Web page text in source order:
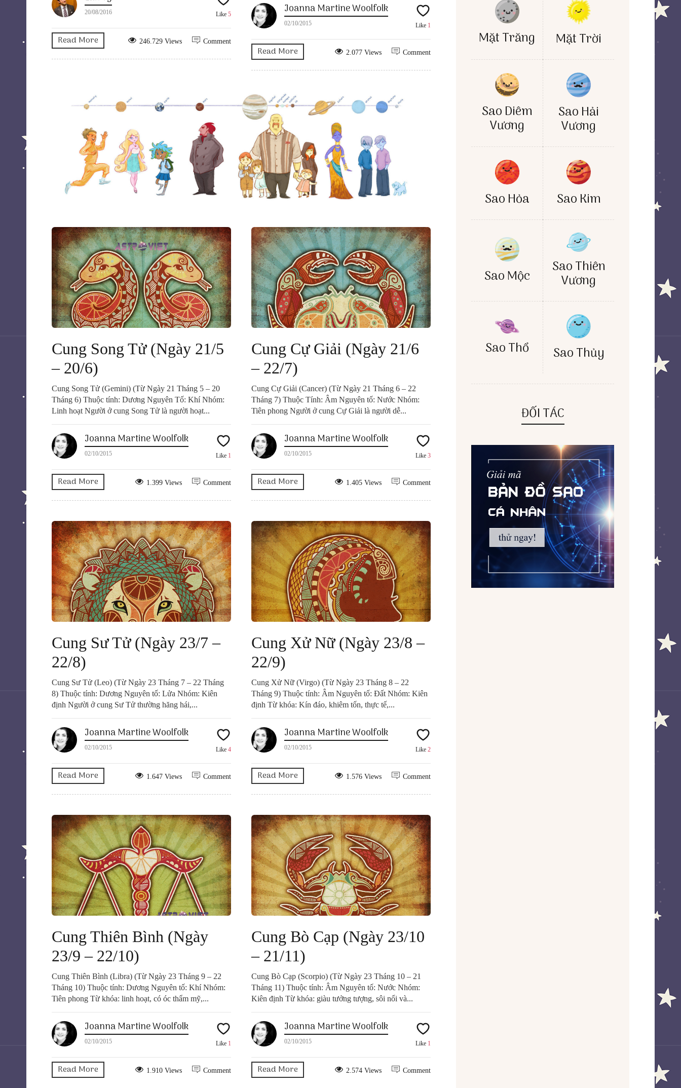
20/08/2016 Like 5
Read More Comment
246.729 Views
Joanna Martine Woolfolk
02/10/2015 Like 1
Read More Comment
2.077 Views
Cung Song Tử (Ngày 21/5
– 20/6)
Cung Song Tử (Gemini) (Từ Ngày 21 Tháng 5 – 20
Tháng 6) Thuộc tính: Dương Nguyên Tố: Khí Nhóm:
Linh hoạt Người ở cung Song Tử là người hoạt...
Joanna Martine Woolfolk
02/10/2015 Like 1
Read More Comment
1.399 Views
Cung Cự Giải (Ngày 21/6
– 22/7)
Cung Cự Giải (Cancer) (Từ Ngày 21 Tháng 6 – 22
Tháng 7) Thuộc Tính: Âm Nguyên tố: Nước Nhóm:
Tiên phong Người ở cung Cự Giải là người dễ...
Joanna Martine Woolfolk
02/10/2015 Like 3
Read More Comment
1.405 Views
Cung Sư Tử (Ngày 23/7 –
22/8)
Cung Sư Tử (Leo) (Từ Ngày 23 Tháng 7 – 22 Tháng
8) Thuộc tính: Dương Nguyên tố: Lửa Nhóm: Kiên
định Người ở cung Sư Tử thường hăng hái,...
Joanna Martine Woolfolk
02/10/2015 Like 4
Read More Comment
1.647 Views
Cung Xử Nữ (Ngày 23/8 –
22/9)
Cung Xử Nữ (Virgo) (Từ Ngày 23 Tháng 8 – 22
Tháng 9) Thuộc tính: Âm Nguyên tố: Đất Nhóm: Kiên
định Từ khóa: Kín đáo, khiêm tốn, thực tế,...
Joanna Martine Woolfolk
02/10/2015 Like 2
Read More Comment
1.576 Views
Cung Thiên Bình (Ngày
23/9 – 22/10)
Cung Thiên Bình (Libra) (Từ Ngày 23 Tháng 9 – 22
Tháng 10) Thuộc tính: Dương Nguyên tố: Khí Nhóm:
Tiên phong Từ khóa: linh hoạt, có óc thẩm mỹ,...
Joanna Martine Woolfolk
02/10/2015 Like 1
Read More Comment
1.910 Views
Cung Bò Cạp (Ngày 23/10
– 21/11)
Cung Bò Cạp (Scorpio) (Từ Ngày 23 Tháng 10 – 21
Tháng 11) Thuộc tính: Âm Nguyên tố: Nước Nhóm:
Kiên định Từ khóa: giàu tưởng tượng, sôi nổi và...
Joanna Martine Woolfolk
02/10/2015 Like 1
Read More Comment
2.574 Views
Mặt Trăng Mặt Trời
Sao Diêm
Vương
Sao Hải
Vương
Sao Hỏa Sao Kim
Sao Mộc Sao Thiên
Vương
Sao Thổ Sao Thủy
ĐỐI TÁC